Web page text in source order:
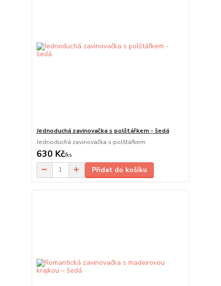
Jednoduchá zavinovačka s polštářkem - šedá
Jednoduchá zavinovačka s polštářkem
630 Kč/ks
Přidat do košíku